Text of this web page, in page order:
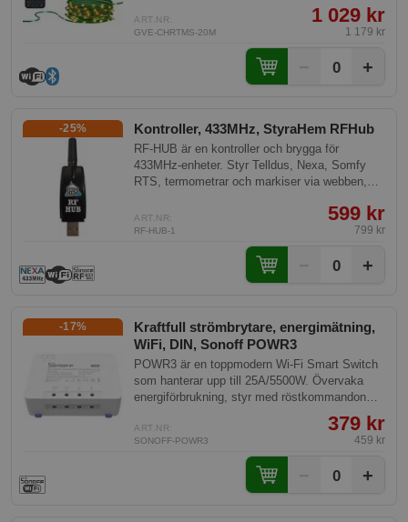
och levande färger för alla tillfällen och ger en
fantastisk atmosfär. Med avancerad teknologi,
smart styrning och hög vattentålighet är de
perfekta för både inomhus- och
ART.NR:
GVE-CHRTMS-20M
1 029 kr
1 179 kr
0 +
Kontroller, 433MHz, StyraHem RFHub
-25%
RF-HUB är en kontroller och brygga för
433MHz-enheter. Styr Telldus, Nexa, Somfy
RTS, termometrar och markiser via webben,
scheman och automationer. Ge dina 433MHz-
enheter nytt liv tillsammans med ny teknik.
ART.NR:
RF-HUB-1
599 kr
799 kr
0 +
Kraftfull strömbrytare, energimätning,
WiFi, DIN, Sonoff POWR3
-17%
POWR3 är en toppmodern Wi-Fi Smart Switch
som hanterar upp till 25A/5500W. Övervaka
energiförbrukning, styr med röstkommandon
överbelastningsskydd. Lätt, kraftfull och
framtidssäkrad för ditt smarta hem.
ART.NR:
SONOFF-POWR3
379 kr
459 kr
0 +